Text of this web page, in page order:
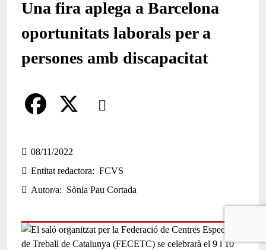
Una fira aplega a Barcelona
oportunitats laborals per a
persones amb discapacitat
Comparteix
a
c
e
o
08/11/2022
Entitat redactora
FCVS
Autor/a
Sònia Pau Cortada